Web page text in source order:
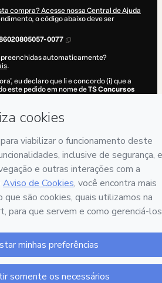
compra? Acesse nossa Central de Ajuda
o código abaixo deve ser
0077
automaticamente?
.
eu declaro que li e concordo (i) que a
este pedido em nome deTS Concursos
da Hotmart e (iii) que sou maior de
por um responsável legal.
aqui.
direitos reservados